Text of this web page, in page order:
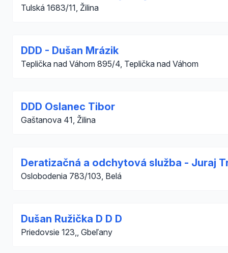
Tulská 1683/11, Žilina
DDD - Dušan Mrázik
Teplička nad Váhom 895/4, Teplička nad Váhom
DDD Oslanec Tibor
Gaštanova 41, Žilina
Deratizačná a odchytová služba - Juraj
Oslobodenia 783/103, Belá
Dušan Ružička D D D
Priedovsie 123,, Gbeľany